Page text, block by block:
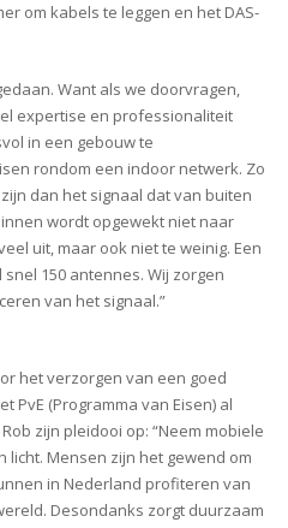
om kabels te leggen en het DAS-
Want als we doorvragen,
expertise en professionaliteit
in een gebouw te
rondom een indoor netwerk. Zo
dan het signaal dat van buiten
wordt opgewekt niet naar
uit, maar ook niet te weinig. Een
150 antennes. Wij zorgen
van het signaal.”
het verzorgen van een goed
PvE (Programma van Eisen) al
zijn pleidooi op: “Neem mobiele
licht. Mensen zijn het gewend om
in Nederland profiteren van
Desondanks zorgt duurzaam